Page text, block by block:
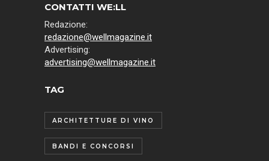
CONTATTI WE:LL
Redazione:
redazione@wellmagazine.it
Advertising:
advertising@wellmagazine.it
TAG
ARCHITETTURE DI VINO
BANDI E CONCORSI